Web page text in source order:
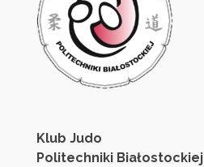
Klub Judo
Politechniki Białostockiej